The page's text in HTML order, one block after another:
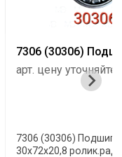
7306 (30306)
арт. цену уточняйте
7306 (30306)
30х72х20,8